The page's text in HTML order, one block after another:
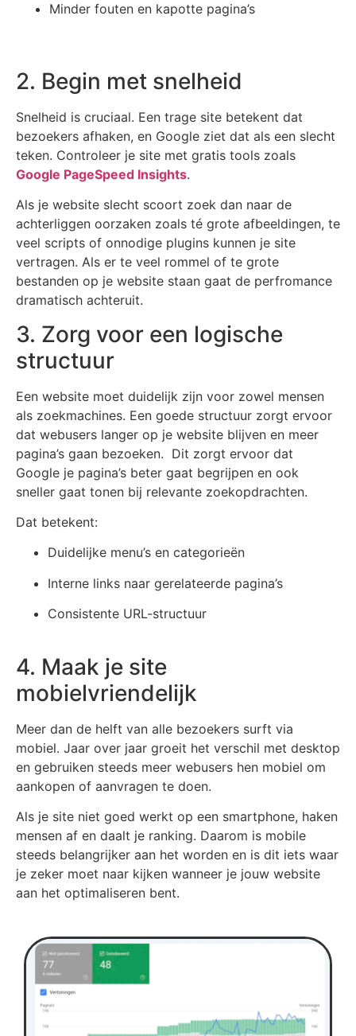
Minder fouten en kapotte pagina’s
2. Begin met snelheid
Snelheid is cruciaal. Een trage site betekent dat
bezoekers afhaken, en Google ziet dat als een slecht
teken. Controleer je site met gratis tools zoals
Google PageSpeed Insights.
Als je website slecht scoort zoek dan naar de
achterliggen oorzaken zoals té grote afbeeldingen, te
veel scripts of onnodige plugins kunnen je site
vertragen. Als er te veel rommel of te grote
bestanden op je website staan gaat de perfromance
dramatisch achteruit.
3. Zorg voor een logische
structuur
Een website moet duidelijk zijn voor zowel mensen
als zoekmachines. Een goede structuur zorgt ervoor
dat webusers langer op je website blijven en meer
pagina’s gaan bezoeken. Dit zorgt ervoor dat
Google je pagina’s beter gaat begrijpen en ook
sneller gaat tonen bij relevante zoekopdrachten.
Dat betekent:
Duidelijke menu’s en categorieën
Interne links naar gerelateerde pagina’s
Consistente URL-structuur
4. Maak je site
mobielvriendelijk
Meer dan de helft van alle bezoekers surft via
mobiel. Jaar over jaar groeit het verschil met desktop
en gebruiken steeds meer webusers hen mobiel om
aankopen of aanvragen te doen.
Als je site niet goed werkt op een smartphone, haken
mensen af en daalt je ranking. Daarom is mobile
steeds belangrijker aan het worden en is dit iets waar
je zeker moet naar kijken wanneer je jouw website
aan het optimaliseren bent.